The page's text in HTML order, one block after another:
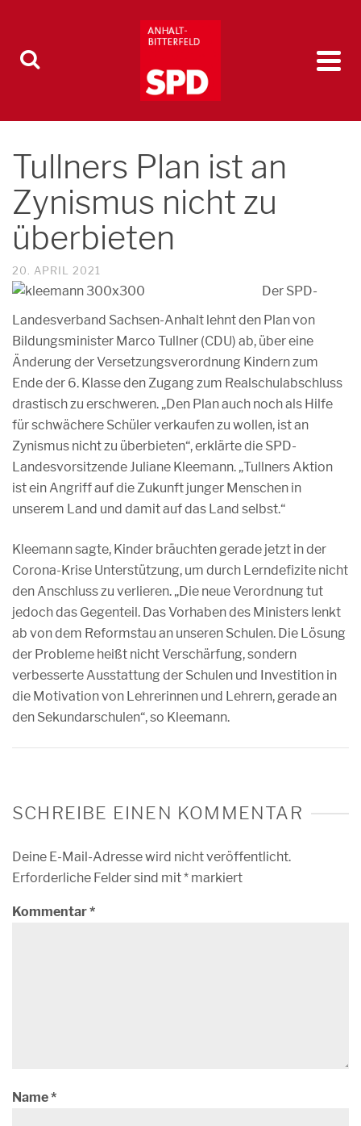
Tullners Plan ist an
Zynismus nicht zu
überbieten
20. APRIL 2021
Der SPD-
Landesverband Sachsen-Anhalt lehnt den Plan von
Bildungsminister Marco Tullner (CDU) ab, über eine
Änderung der Versetzungsverordnung Kindern zum
Ende der 6. Klasse den Zugang zum Realschulabschluss
drastisch zu erschweren. „Den Plan auch noch als Hilfe
für schwächere Schüler verkaufen zu wollen, ist an
Zynismus nicht zu überbieten“, erklärte die SPD-
Landesvorsitzende Juliane Kleemann. „Tullners Aktion
ist ein Angriff auf die Zukunft junger Menschen in
unserem Land und damit auf das Land selbst.“
Kleemann sagte, Kinder bräuchten gerade jetzt in der
Corona-Krise Unterstützung, um durch Lerndefizite nicht
den Anschluss zu verlieren. „Die neue Verordnung tut
jedoch das Gegenteil. Das Vorhaben des Ministers lenkt
ab von dem Reformstau an unseren Schulen. Die Lösung
der Probleme heißt nicht Verschärfung, sondern
verbesserte Ausstattung der Schulen und Investition in
die Motivation von Lehrerinnen und Lehrern, gerade an
den Sekundarschulen“, so Kleemann.
SCHREIBE EINEN KOMMENTAR
Deine E-Mail-Adresse wird nicht veröffentlicht.
Erforderliche Felder sind mit* markiert
Kommentar*
Name*